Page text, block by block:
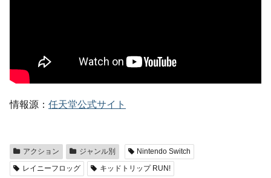
情報源： 任天堂公式サイト
アクション ジャンル別
Nintendo Switch
レイニーフロッグ
キッドトリップ RUN!